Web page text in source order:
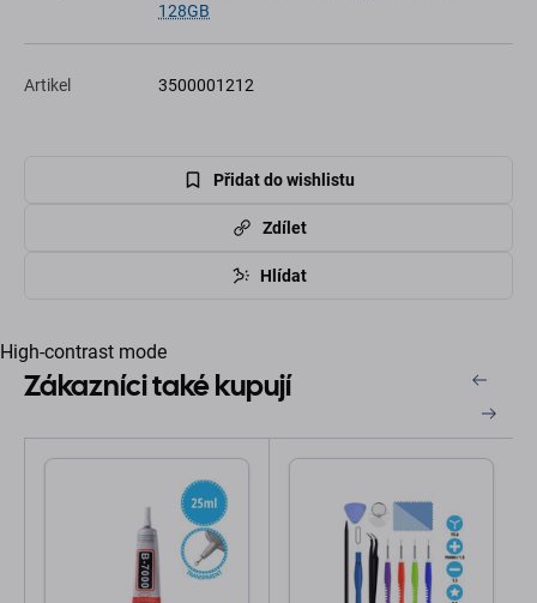
128GB
Artikel 3500001212
Přidat do wishlistu
Zdílet
Hlídat
High-contrast mode
Zákazníci také kupují